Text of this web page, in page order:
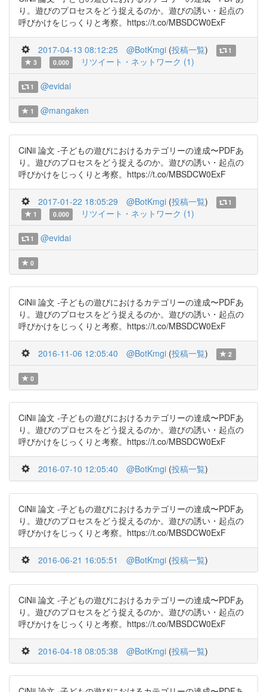
り。遊びのプロセスをどう捉えるのか。遊びの誘い・起点の
呼びかけをじっくりと考察。https://t.co/MBSDCW0ExF
2017-04-13 08:12:25 @BotKmgi (投稿一覧)
1
3
0.000 リツイート・ネットワーク (1)
1 @evidai
1 @mangaken
CiNii 論文 -子どもの遊びにおけるカテゴリーの達成〜PDFあ
り。遊びのプロセスをどう捉えるのか。遊びの誘い・起点の
呼びかけをじっくりと考察。https://t.co/MBSDCW0ExF
2017-01-22 18:05:29 @BotKmgi (投稿一覧)
1
1
0.000 リツイート・ネットワーク (1)
1 @evidai
0
CiNii 論文 -子どもの遊びにおけるカテゴリーの達成〜PDFあ
り。遊びのプロセスをどう捉えるのか。遊びの誘い・起点の
呼びかけをじっくりと考察。https://t.co/MBSDCW0ExF
2016-11-06 12:05:40 @BotKmgi (投稿一覧) 2
0
CiNii 論文 -子どもの遊びにおけるカテゴリーの達成〜PDFあ
り。遊びのプロセスをどう捉えるのか。遊びの誘い・起点の
呼びかけをじっくりと考察。https://t.co/MBSDCW0ExF
2016-07-10 12:05:40 @BotKmgi (投稿一覧)
CiNii 論文 -子どもの遊びにおけるカテゴリーの達成〜PDFあ
り。遊びのプロセスをどう捉えるのか。遊びの誘い・起点の
呼びかけをじっくりと考察。https://t.co/MBSDCW0ExF
2016-06-21 16:05:51 @BotKmgi (投稿一覧)
CiNii 論文 -子どもの遊びにおけるカテゴリーの達成〜PDFあ
り。遊びのプロセスをどう捉えるのか。遊びの誘い・起点の
呼びかけをじっくりと考察。https://t.co/MBSDCW0ExF
2016-04-18 08:05:38 @BotKmgi (投稿一覧)